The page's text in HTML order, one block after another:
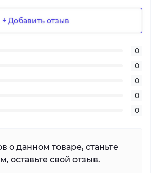
+ Добавить отзыв
0
0
0
0
0
о данном товаре, станьте
оставьте свой отзыв.